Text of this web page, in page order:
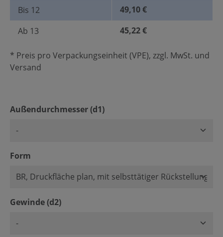
Bis 12
49,10 €
Ab 13 45,22 €
* Preis pro Verpackungseinheit (VPE), zzgl. MwSt. und
Versand
Außendurchmesser (d1)auswählen
Form
Gewinde (d2)auswählen